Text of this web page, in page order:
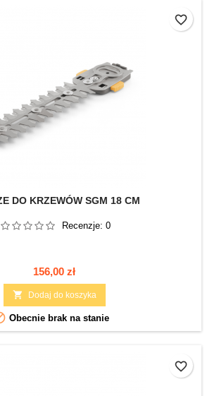
DO KRZEWÓW SGM 18 CM
Recenzje: 0
Cena
156,00 zł
 Dodaj do koszyka
Obecnie brak na stanie
favorite_border
favorite_border